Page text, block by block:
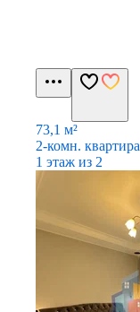
73,1 м²
2-комн. квартира
1 этаж из 2